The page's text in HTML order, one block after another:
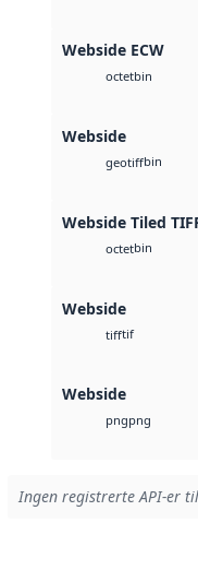
Webside ECW
octetbin
Webside
geotiffbin
Webside Tiled
octetbin
Webside
tifftif
Webside
pngpng
Ingen registrerte API-er